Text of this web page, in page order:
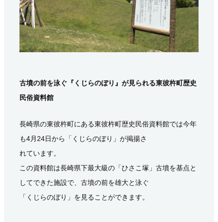
古墳の前を泳ぐ『くじらのぼり』が見られる東彼杵町歴史
民俗資料館
長崎県の東彼杵町にある東彼杵町歴史民俗資料館では今年
も4月24日から「くじらのぼり」が掲揚さ
れています。
この資料館は長崎県下最大級の「ひさこ塚」古墳を基点と
してできた施設で、古墳の前を雄大と泳ぐ
「くじらのぼり」を見ることができます。